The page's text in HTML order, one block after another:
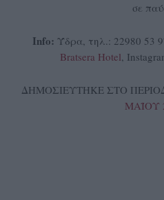
σε
Info: Ύδρα, τηλ.: 22980 53
Bratsera Hotel,
ΔΗΜΟΣΙΕΥΤΗΚΕ ΣΤΟ
ΜΑΪΟΥ